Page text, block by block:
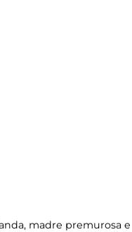
madre premurosa e